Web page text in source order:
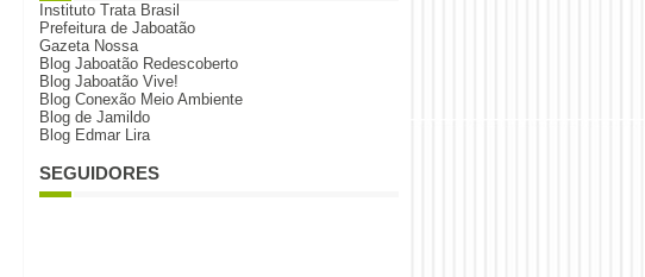
Instituto Trata Brasil
Prefeitura de Jaboatão
Gazeta Nossa
Blog Jaboatão Redescoberto
Blog Jaboatão Vive!
Blog Conexão Meio Ambiente
Blog de Jamildo
Blog Edmar Lira
SEGUIDORES